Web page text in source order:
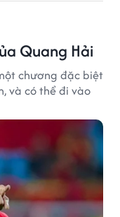
Quang Hải
chương đặc biệt
và có thể đi vào